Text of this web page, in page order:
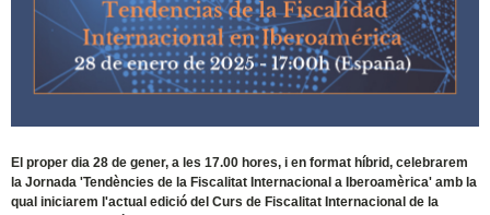
El proper dia 28 de gener, a les 17.00 hores, i en format híbrid, celebrarem
la Jornada 'Tendències de la Fiscalitat Internacional a Iberoamèrica' amb la
qual iniciarem l'actual edició del Curs de Fiscalitat Internacional de la